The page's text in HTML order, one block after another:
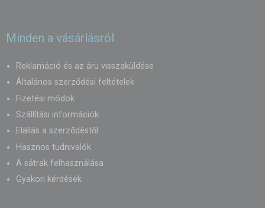
Minden a vásárlásról
Reklamáció és az áru visszaküldése
Általános szerződési feltételek
Fizetési módok
Szállítási információk
Elállás a szerződéstől
Hasznos tudnivalók
A sátrak felhasználása
Gyakori kérdések